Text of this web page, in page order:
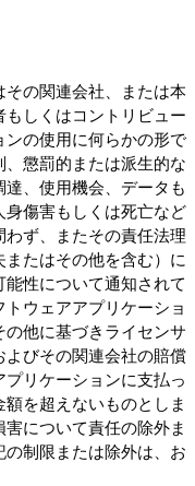
その関連会社、または本
しくはコントリビュー
ンの使用に何らかの形で
懲罰的または派生的な
、使用機会、データも
身傷害もしくは死亡など
ず、またその責任法理
たはその他を含む）に
性について通知されて
ウェアアプリケーショ
他に基づきライセンサ
よびその関連会社の賠償
リケーションに支払っ
を超えないものとしま
について責任の除外ま
制限または除外は、お